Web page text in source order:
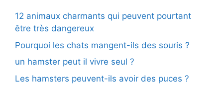
12 animaux charmants qui peuvent pourtant
être très dangereux
Pourquoi les chats mangent-ils des souris ?
un hamster peut il vivre seul ?
Les hamsters peuvent-ils avoir des puces ?